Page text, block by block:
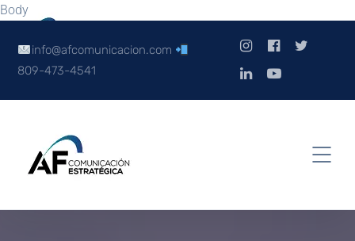
Body
info@afcomunicacion.com
809-473-4541